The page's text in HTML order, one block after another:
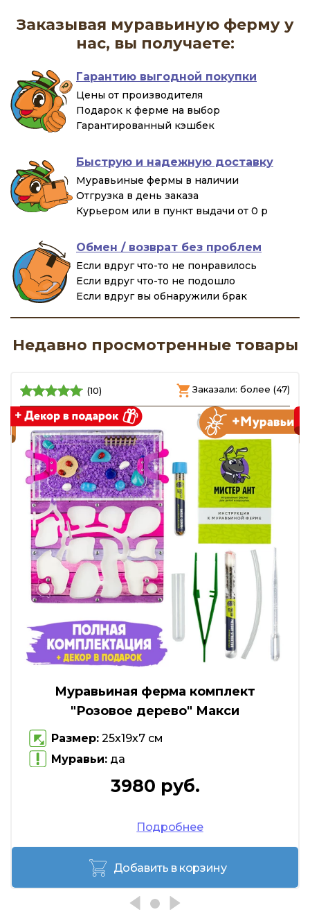
Заказывая муравьиную ферму у
нас, вы получаете:
Гарантию выгодной покупки
Цены от производителя
Подарок к ферме на выбор
Гарантированный кэшбек
Быструю и надежную доставку
Муравьиные фермы в наличии
Отгрузка в день заказа
Курьером или в пункт выдачи от 0 р
Обмен / возврат без проблем
Если вдруг что-то не понравилось
Если вдруг что-то не подошло
Если вдруг вы обнаружили брак
Недавно просмотренные товары
(10) Заказали: более (47)
Муравьиная ферма комплект
"Розовое дерево" Макси
Размер: 25х19х7 см
Муравьи: да
3980 руб.
Подробнее
Добавить в корзину